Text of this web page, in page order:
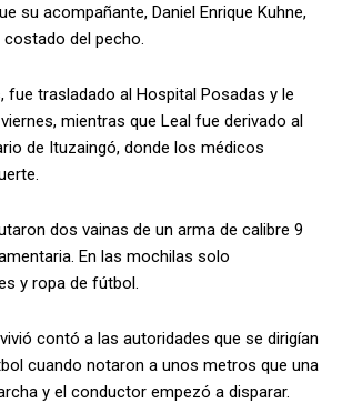
su acompañante, Daniel Enrique Kuhne,
del pecho.
fue trasladado al Hospital Posadas y le
mientras que Leal fue derivado al
de Ituzaingó, donde los médicos
dos vainas de un arma de calibre 9
En las mochilas solo
y ropa de fútbol.
contó a las autoridades que se dirigían
cuando notaron a unos metros que una
y el conductor empezó a disparar.